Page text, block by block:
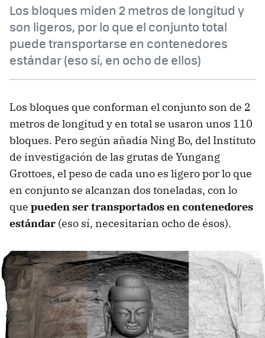
Los bloques miden 2 metros de longitud y
son ligeros, por lo que el conjunto total
puede transportarse en contenedores
estándar (eso sí, en ocho de ellos)
Los bloques que conforman el conjunto son de 2
metros de longitud y en total se usaron unos 110
bloques. Pero según añadía Ning Bo, del Instituto
de investigación de las grutas de Yungang
Grottoes, el peso de cada uno es ligero por lo que
en conjunto se alcanzan dos toneladas, con lo
que pueden ser transportados en contenedores
estándar (eso sí, necesitarían ocho de ésos).